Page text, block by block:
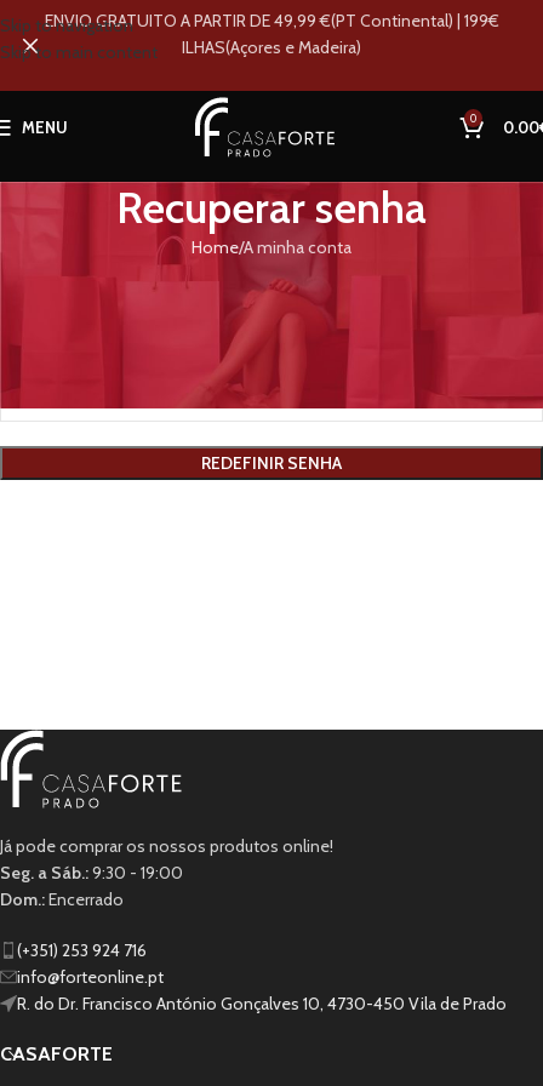
Skip to navigation
Skip to main content
MENU 0 0.00
Recuperar senha
Home A minha conta
Perdeu a sua senha? Indique o seu nome de utilizador ou endereço de
email. Receberá uma ligação para criar uma nova senha via email.
Nome de utilizador ou email
REDEFINIR SENHA
Já pode comprar os nossos produtos online!
Seg. a Sáb.:9:30 - 19:00
Dom.:Encerrado
(+351) 253 924 716
info@forteonline.pt
R. do Dr. Francisco António Gonçalves 10, 4730-450 Vila de Prado
CASAFORTE
ENVIO GRATUITO A PARTIR DE 49,99 €(PT Continental) | 199€
ILHAS(Açores e Madeira)